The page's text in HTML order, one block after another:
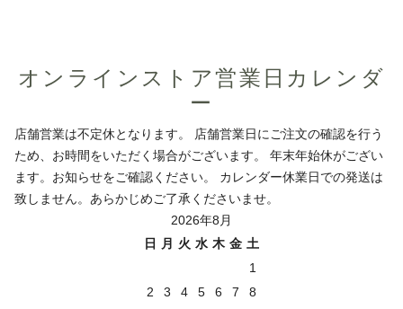
オンラインストア営業日カレンダ
ー
店舗営業は不定休となります。 店舗営業日にご注文の確認を行う
ため、お時間をいただく場合がございます。 年末年始休がござい
ます。お知らせをご確認ください。 カレンダー休業日での発送は
致しません。あらかじめご了承くださいませ。
2026年8月
日
月 火 水 木 金 土
1
2
3 4 5 6 7 8